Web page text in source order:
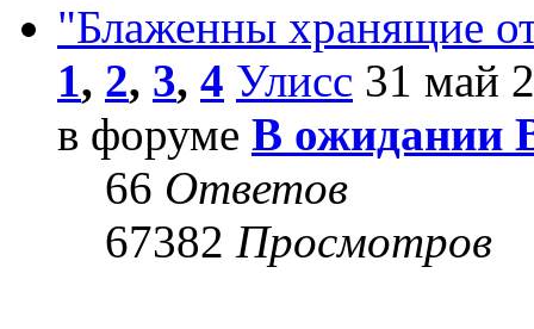
"Блаженны хранящие
1, 2, 3, 4 Улисс 31 май
в форуме В ожидании
66 Ответов
67382 Просмотров